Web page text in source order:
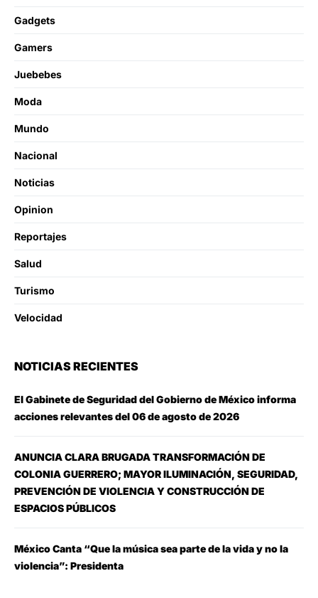
Gadgets
Gamers
Juebebes
Moda
Mundo
Nacional
Noticias
Opinion
Reportajes
Salud
Turismo
Velocidad
NOTICIAS RECIENTES
El Gabinete de Seguridad del Gobierno de México informa
acciones relevantes del 06 de agosto de 2026
ANUNCIA CLARA BRUGADA TRANSFORMACIÓN DE
COLONIA GUERRERO; MAYOR ILUMINACIÓN, SEGURIDAD,
PREVENCIÓN DE VIOLENCIA Y CONSTRUCCIÓN DE
ESPACIOS PÚBLICOS
México Canta “Que la música sea parte de la vida y no la
violencia”: Presidenta